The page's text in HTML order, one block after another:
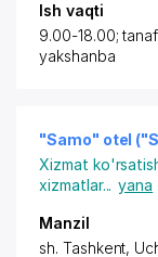
Ish vaqti
9.00-18.00;
yakshanba
"Samo" otel
Xizmat
xizmatlar... yana
Manzil
sh. Tashkent,